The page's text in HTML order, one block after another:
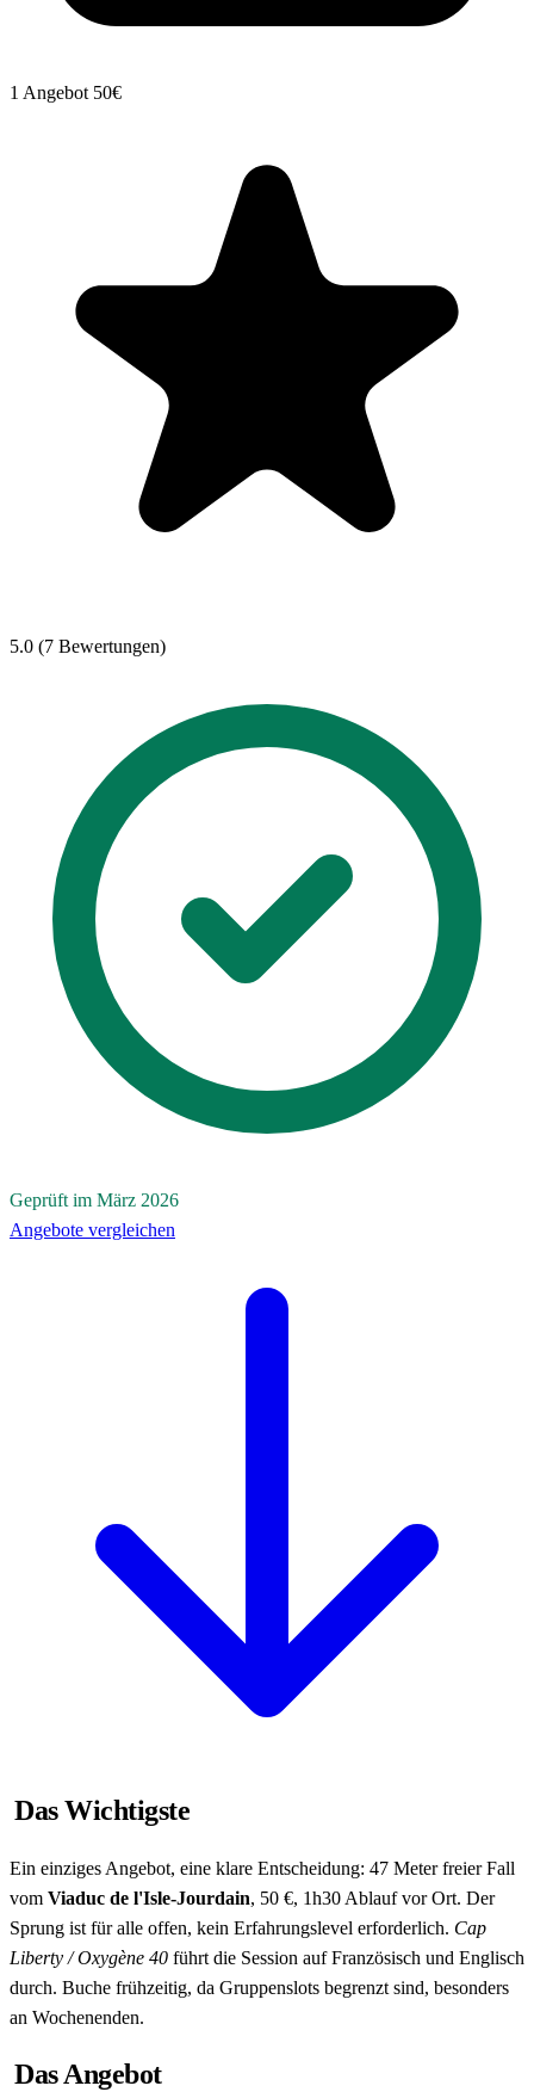
1 Angebot 50€
5.0 (7 Bewertungen)
Geprüft im März 2026
Angebote vergleichen
Das Wichtigste
Ein einziges Angebot, eine klare Entscheidung: 47 Meter freier Fall
vom Viaduc de l'Isle-Jourdain, 50 €, 1h30 Ablauf vor Ort. Der
Sprung ist für alle offen, kein Erfahrungslevel erforderlich. Cap
Liberty / Oxygène 40 führt die Session auf Französisch und Englisch
durch. Buche frühzeitig, da Gruppenslots begrenzt sind, besonders
an Wochenenden.
Das Angebot